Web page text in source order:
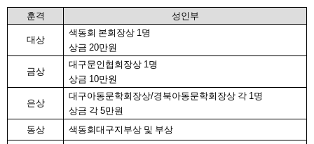
훈격 성인부
대상
색동회 본회장상 1 명
상금 20만원
금상
대구문인협회장상 1 명
상금 10만원
은상
대구아동문학회장상/경북아동문학회장상 각 1 명
상금 각 5만원
동상
색동회대구지부상 및 부상